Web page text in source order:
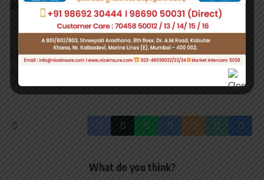
Email address:
and acknowledge the data practices in
our
What do you think?